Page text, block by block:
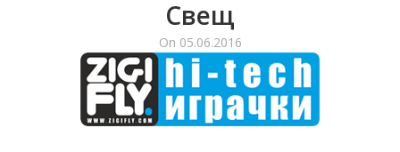
Свещ
On 05.06.2016